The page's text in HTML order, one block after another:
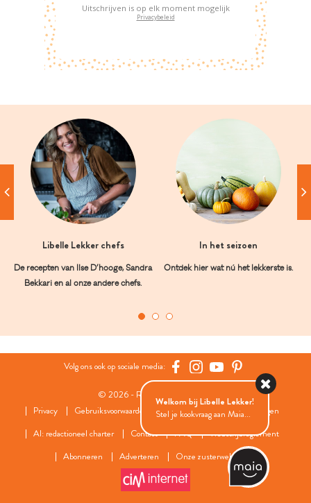
Uitschrijven is op elk moment mogelijk
Privacybeleid
Libelle Lekker chefs
De recepten van Ilse D’hooge, Sandra
Bekkari en al onze andere chefs.
In het seizoen
Ontdek hier wat nú het lekkerste is.
Volg ons ook op sociale media:
© 2026 - Roularta Media Group
Privacy
Gebruiksvoorwaarden Cookies
Cookies instellingen
AI: redactioneel charter
Contact FAQ
Wedstrijdreglement
Abonneren
Adverteren Onze zusterwebsites
Welkom bij Libelle Lekker!
Stel je kookvraag aan Maia...